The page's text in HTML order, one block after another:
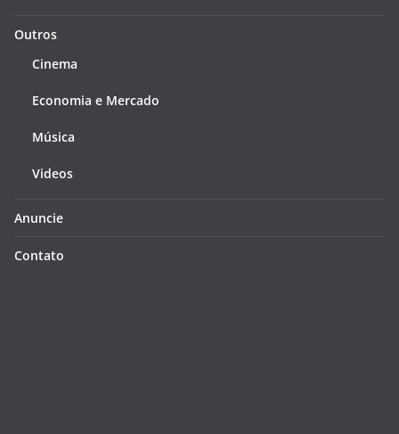
Outros
Cinema
Economia e Mercado
Música
Videos
Anuncie
Contato